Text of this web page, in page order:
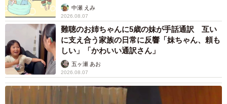
中瀬 えみ
2026.08.07
難聴のお姉ちゃんに5歳の妹が手話通訳 互い
に支え合う家族の日常に反響「妹ちゃん、頼も
しい」「かわいい通訳さん」
五ヶ瀬 あお
2026.08.07